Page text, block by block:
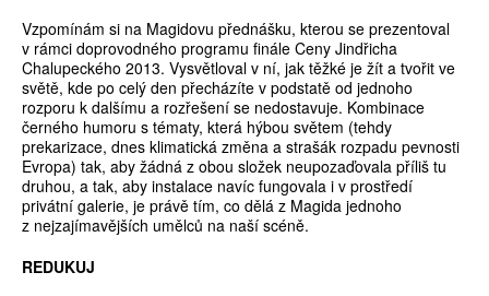
Vzpomínám si na Magidovu přednášku, kterou se prezentoval
v rámci doprovodného programu finále Ceny Jindřicha
Chalupeckého 2013. Vysvětloval v ní, jak těžké je žít a tvořit ve
světě, kde po celý den přecházíte v podstatě od jednoho
rozporu k dalšímu a rozřešení se nedostavuje. Kombinace
černého humoru s tématy, která hýbou světem (tehdy
prekarizace, dnes klimatická změna a strašák rozpadu pevnosti
Evropa) tak, aby žádná z obou složek neupozaďovala příliš tu
druhou, a tak, aby instalace navíc fungovala i v prostředí
privátní galerie, je právě tím, co dělá z Magida jednoho
z nejzajímavějších umělců na naší scéně.
REDUKUJ